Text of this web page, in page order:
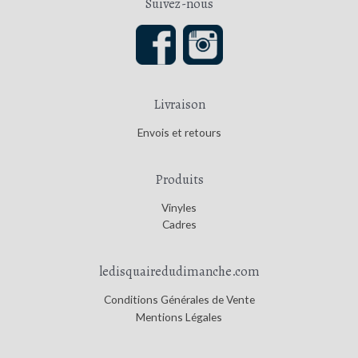
Suivez-nous
Livraison
Envois et retours
Produits
Vinyles
Cadres
ledisquairedudimanche.com
Conditions Générales de Vente
Mentions Légales